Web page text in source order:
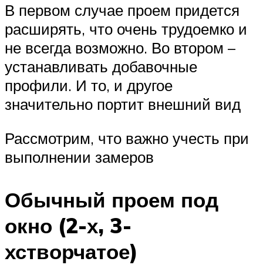
В первом случае проем придется
расширять, что очень трудоемко и
не всегда возможно. Во втором –
устанавливать добавочные
профили. И то, и другое
значительно портит внешний вид
Рассмотрим, что важно учесть при
выполнении замеров
Обычный проем под
окно (2-х, 3-
хстворчатое)